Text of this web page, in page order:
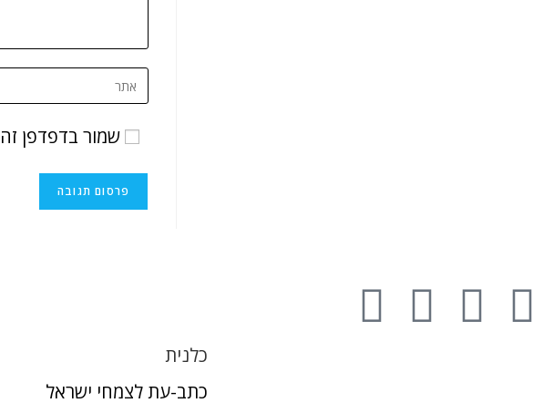
שמור בדפדפן
כלנית
כתב-עת לצמחי ישראל